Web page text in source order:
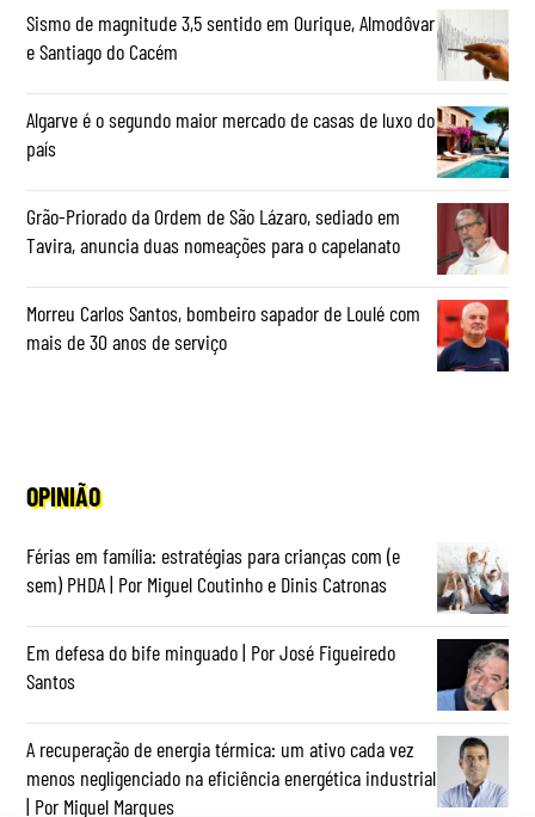
Sismo de magnitude 3,5 sentido em Ourique, Almodôvar
e Santiago do Cacém
Algarve é o segundo maior mercado de casas de luxo do
país
Grão-Priorado da Ordem de São Lázaro, sediado em
Tavira, anuncia duas nomeações para o capelanato
Morreu Carlos Santos, bombeiro sapador de Loulé com
mais de 30 anos de serviço
OPINIÃO
Férias em família: estratégias para crianças com (e
sem) PHDA | Por Miguel Coutinho e Dinis Catronas
Em defesa do bife minguado | Por José Figueiredo
Santos
A recuperação de energia térmica: um ativo cada vez
menos negligenciado na eficiência energética industrial
| Por Miguel Marques